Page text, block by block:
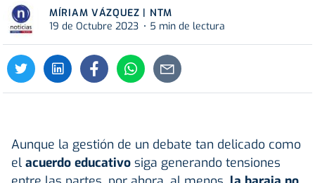
MÍRIAM VÁZQUEZ | NTM
19 de Octubre 2023
5 min de lectura
Aunque la gestión de un debate tan delicado como
el acuerdo educativo siga generando tensiones